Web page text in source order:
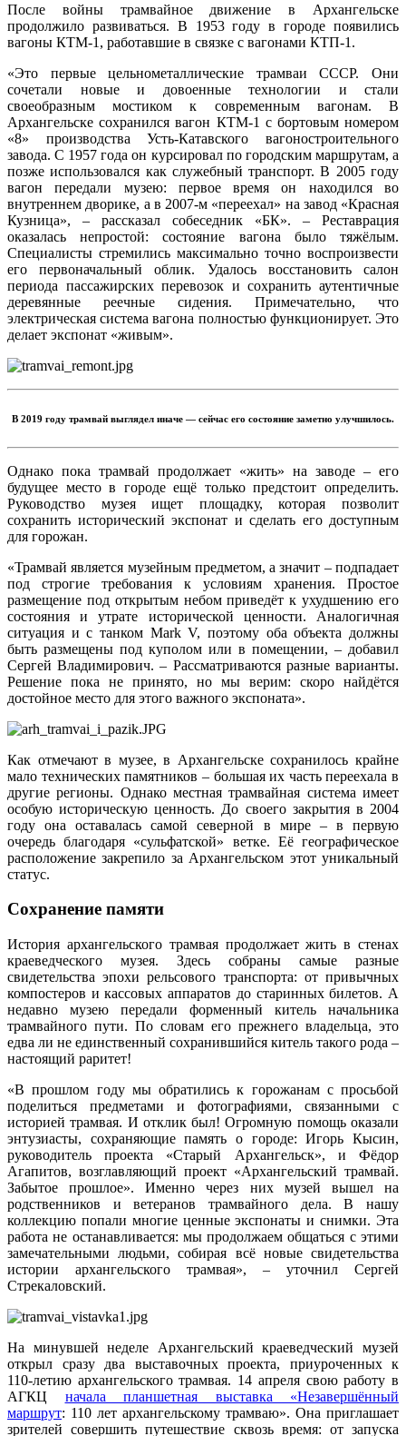
После войны трамвайное движение в Архангельске
продолжило развиваться. В 1953 году в городе появились
вагоны КТМ‑1, работавшие в связке с вагонами КТП‑1.
«Это первые цельнометаллические трамваи СССР. Они
сочетали новые и довоенные технологии и стали
своеобразным мостиком к современным вагонам. В
Архангельске сохранился вагон КТМ‑1 с бортовым номером
«8» производства Усть-Катавского вагоностроительного
завода. С 1957 года он курсировал по городским маршрутам, а
позже использовался как служебный транспорт. В 2005 году
вагон передали музею: первое время он находился во
внутреннем дворике, а в 2007‑м «переехал» на завод «Красная
Кузница», – рассказал собеседник «БК». – Реставрация
оказалась непростой: состояние вагона было тяжёлым.
Специалисты стремились максимально точно воспроизвести
его первоначальный облик. Удалось восстановить салон
периода пассажирских перевозок и сохранить аутентичные
деревянные реечные сидения. Примечательно, что
электрическая система вагона полностью функционирует. Это
делает экспонат «живым».
В 2019 году трамвай выглядел иначе — сейчас его состояние заметно улучшилось.
Однако пока трамвай продолжает «жить» на заводе – его
будущее место в городе ещё только предстоит определить.
Руководство музея ищет площадку, которая позволит
сохранить исторический экспонат и сделать его доступным
для горожан.
«Трамвай является музейным предметом, а значит – подпадает
под строгие требования к условиям хранения. Простое
размещение под открытым небом приведёт к ухудшению его
состояния и утрате исторической ценности. Аналогичная
ситуация и с танком Mark V, поэтому оба объекта должны
быть размещены под куполом или в помещении, – добавил
Сергей Владимирович. – Рассматриваются разные варианты.
Решение пока не принято, но мы верим: скоро найдётся
достойное место для этого важного экспоната».
Как отмечают в музее, в Архангельске сохранилось крайне
мало технических памятников – большая их часть переехала в
другие регионы. Однако местная трамвайная система имеет
особую историческую ценность. До своего закрытия в 2004
году она оставалась самой северной в мире – в первую
очередь благодаря «сульфатской» ветке. Её географическое
расположение закрепило за Архангельском этот уникальный
статус.
Сохранение памяти
История архангельского трамвая продолжает жить в стенах
краеведческого музея. Здесь собраны самые разные
свидетельства эпохи рельсового транспорта: от привычных
компостеров и кассовых аппаратов до старинных билетов. А
недавно музею передали форменный китель начальника
трамвайного пути. По словам его прежнего владельца, это
едва ли не единственный сохранившийся китель такого рода –
настоящий раритет!
«В прошлом году мы обратились к горожанам с просьбой
поделиться предметами и фотографиями, связанными с
историей трамвая. И отклик был! Огромную помощь оказали
энтузиасты, сохраняющие память о городе: Игорь Кысин,
руководитель проекта «Старый Архангельск», и Фёдор
Агапитов, возглавляющий проект «Архангельский трамвай.
Забытое прошлое». Именно через них музей вышел на
родственников и ветеранов трамвайного дела. В нашу
коллекцию попали многие ценные экспонаты и снимки. Эта
работа не останавливается: мы продолжаем общаться с этими
замечательными людьми, собирая всё новые свидетельства
истории архангельского трамвая», – уточнил Сергей
Стрекаловский.
На минувшей неделе Архангельский краеведческий музей
открыл сразу два выставочных проекта, приуроченных к
110‑летию архангельского трамвая. 14 апреля свою работу в
АГКЦ начала планшетная выставка «Незавершённый
маршрут: 110 лет архангельскому трамваю». Она приглашает
зрителей совершить путешествие сквозь время: от запуска